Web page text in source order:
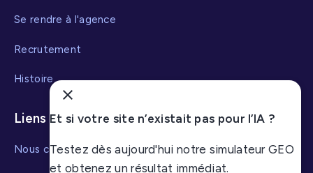
Et si votre site n’existait pas pour l’IA ?
Testez dès aujourd'hui notre simulateur GEO
et obtenez un résultat immédiat.
Se rendre à l'agence
Recrutement
Histoire
Liens utiles
Nous contacter